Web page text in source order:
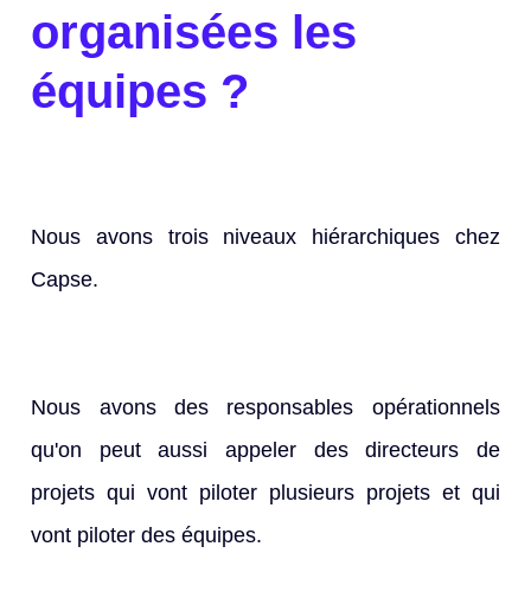
organisées les
équipes ?
Nous avons trois niveaux hiérarchiques chez
Capse.
Nous avons des responsables opérationnels
qu'on peut aussi appeler des directeurs de
projets qui vont piloter plusieurs projets et qui
vont piloter des équipes.